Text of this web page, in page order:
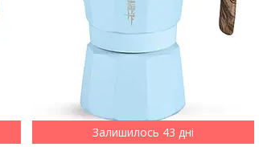
Залишилось 43 дні